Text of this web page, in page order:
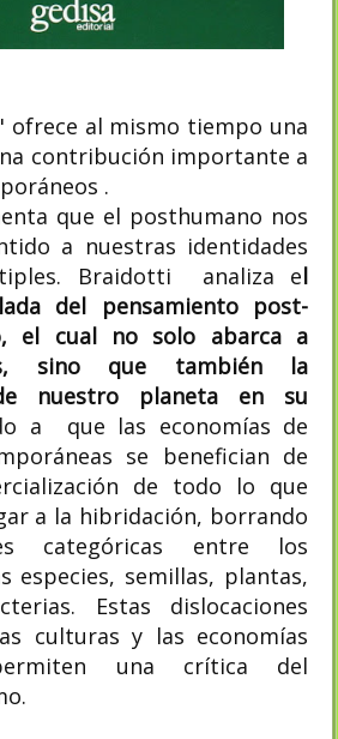
ofrece al mismo tiempo una
contribución importante a
.
que el posthumano nos
a nuestras identidades
Braidotti analiza el
del pensamiento post-
el cual no solo abarca a
sino que también la
nuestro planeta en su
a que las economías de
se benefician de
de todo lo que
a la hibridación, borrando
categóricas entre los
especies, semillas, plantas,
Estas dislocaciones
culturas y las economías
una crítica del